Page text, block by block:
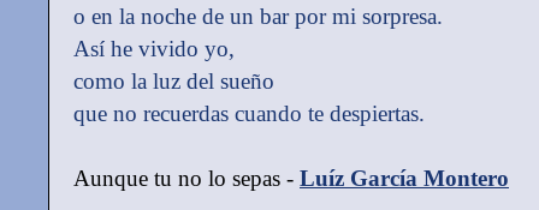
o en la noche de un bar por mi sorpresa.
Así he vivido yo,
como la luz del sueño
que no recuerdas cuando te despiertas.
Aunque tu no lo sepas - Luíz García Montero